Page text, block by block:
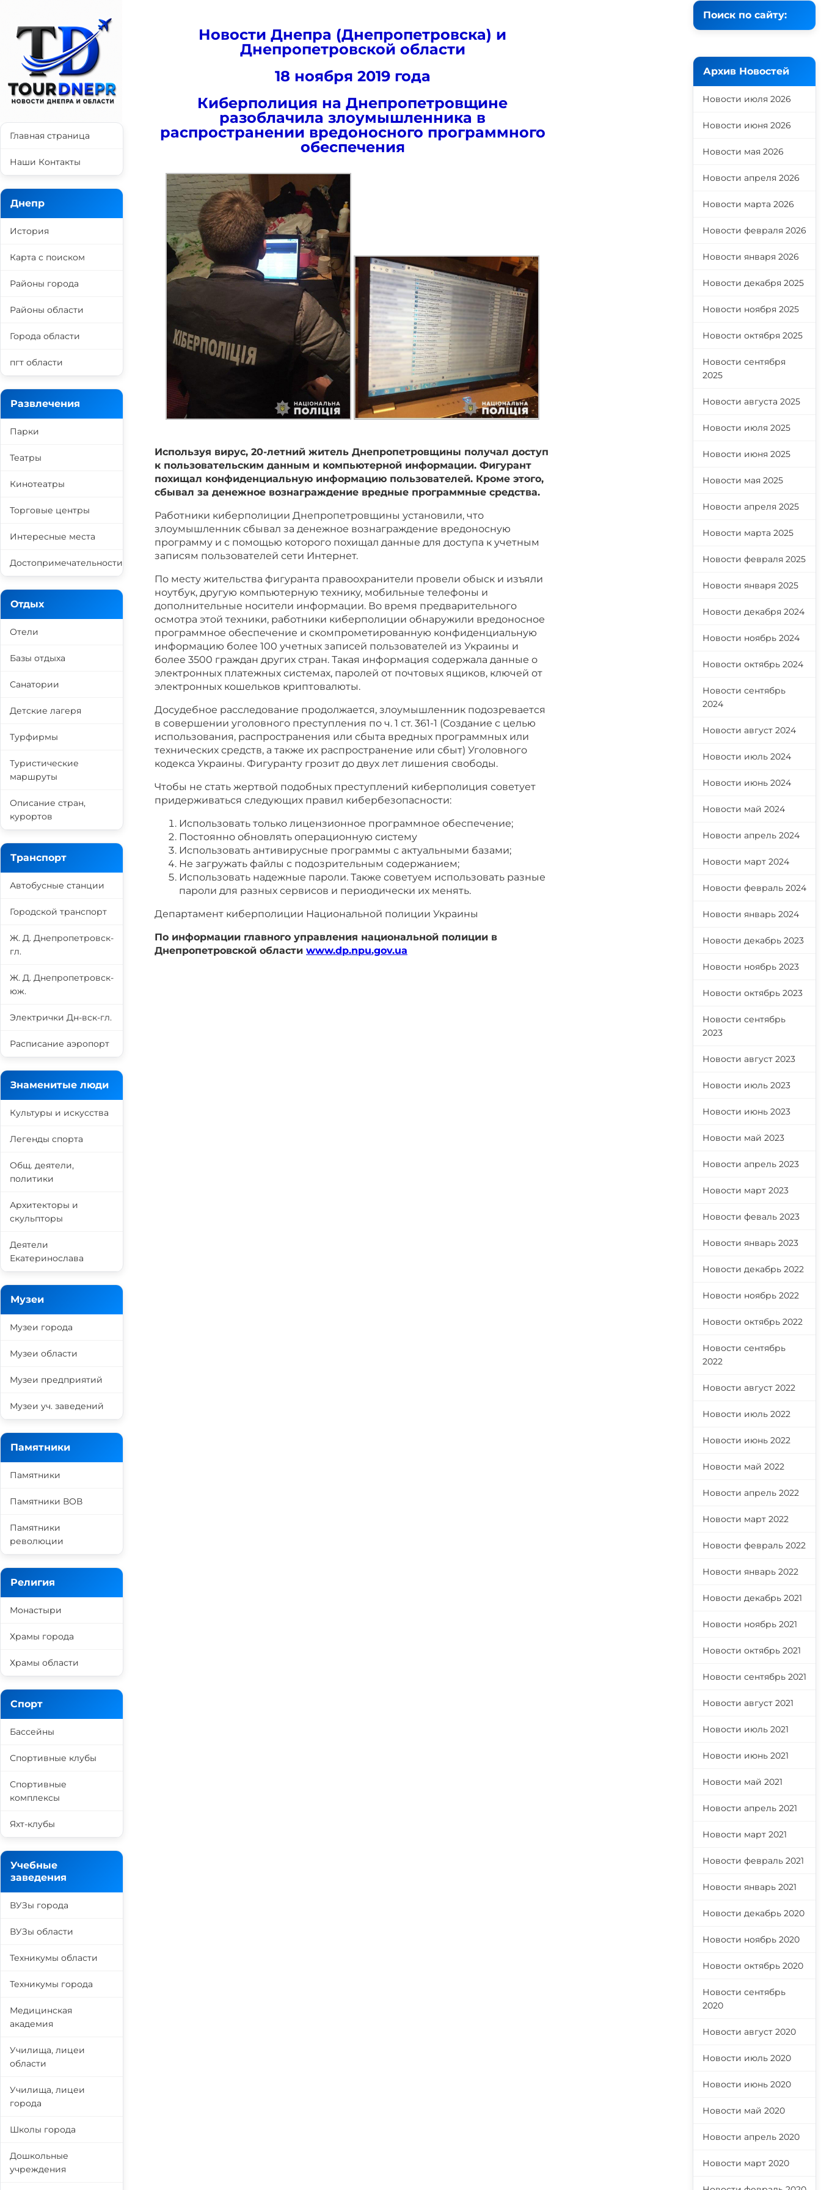
Новости Днепра (Днепропетровска) и
Днепропетровской области
18 ноября 2019 года
Киберполиция на Днепропетровщине
разоблачила злоумышленника в
распространении вредоносного программного
обеспечения
Используя вирус, 20-летний житель Днепропетровщины получал доступ
к пользовательским данным и компьютерной информации. Фигурант
похищал конфиденциальную информацию пользователей. Кроме этого,
сбывал за денежное вознаграждение вредные программные средства.
Работники киберполиции Днепропетровщины установили, что
злоумышленник сбывал за денежное вознаграждение вредоносную
программу и с помощью которого похищал данные для доступа к учетным
записям пользователей сети Интернет.
По месту жительства фигуранта правоохранители провели обыск и изъяли
ноутбук, другую компьютерную технику, мобильные телефоны и
дополнительные носители информации. Во время предварительного
осмотра этой техники, работники киберполиции обнаружили вредоносное
программное обеспечение и скомпрометированную конфиденциальную
информацию более 100 учетных записей пользователей из Украины и
более 3500 граждан других стран. Такая информация содержала данные о
электронных платежных системах, паролей от почтовых ящиков, ключей от
электронных кошельков криптовалюты.
Досудебное расследование продолжается, злоумышленник подозревается
в совершении уголовного преступления по ч. 1 ст. 361-1 (Создание с целью
использования, распространения или сбыта вредных программных или
технических средств, а также их распространение или сбыт) Уголовного
кодекса Украины. Фигуранту грозит до двух лет лишения свободы.
Чтобы не стать жертвой подобных преступлений киберполиция советует
придерживаться следующих правил кибербезопасности:
Использовать только лицензионное программное обеспечение;
Постоянно обновлять операционную систему
Использовать антивирусные программы с актуальными базами;
Не загружать файлы с подозрительным содержанием;
Использовать надежные пароли. Также советуем использовать разные
пароли для разных сервисов и периодически их менять.
Департамент киберполиции Национальной полиции Украины
По информации главного управления национальной полиции в
Днепропетровской области www.dp.npu.gov.ua
Главная страница
Наши Контакты
Днепр
История
Карта с поиском
Районы города
Районы области
Города области
пгт области
Развлечения
Парки
Театры
Кинотеатры
Торговые центры
Интересные места
Достопримечательности
Отдых
Отели
Базы отдыха
Санатории
Детские лагеря
Турфирмы
Туристические
маршруты
Описание стран,
курортов
Транспорт
Автобусные станции
Городской транспорт
Ж. Д. Днепропетровск-
гл.
Ж. Д. Днепропетровск-
юж.
Электрички Дн-вск-гл.
Расписание аэропорт
Знаменитые люди
Культуры и искусства
Легенды спорта
Общ. деятели,
политики
Архитекторы и
скульпторы
Деятели
Екатеринослава
Музеи
Музеи города
Музеи области
Музеи предприятий
Музеи уч. заведений
Памятники
Памятники
Памятники ВОВ
Памятники
революции
Религия
Монастыри
Храмы города
Храмы области
Спорт
Бассейны
Спортивные клубы
Спортивные
комплексы
Яхт-клубы
Учебные
заведения
ВУЗы города
ВУЗы области
Техникумы области
Техникумы города
Медицинская
академия
Училища, лицеи
области
Училища, лицеи
города
Школы города
Дошкольные
учреждения
Поиск по сайту:
Архив Новостей
Новости июля 2026
Новости июня 2026
Новости мая 2026
Новости апреля 2026
Новости марта 2026
Новости февраля 2026
Новости января 2026
Новости декабря 2025
Новости ноября 2025
Новости октября 2025
Новости сентября
2025
Новости августа 2025
Новости июля 2025
Новости июня 2025
Новости мая 2025
Новости апреля 2025
Новости марта 2025
Новости февраля 2025
Новости января 2025
Новости декабря 2024
Новости ноябрь 2024
Новости октябрь 2024
Новости сентябрь
2024
Новости август 2024
Новости июль 2024
Новости июнь 2024
Новости май 2024
Новости апрель 2024
Новости март 2024
Новости февраль 2024
Новости январь 2024
Новости декабрь 2023
Новости ноябрь 2023
Новости октябрь 2023
Новости сентябрь
2023
Новости август 2023
Новости июль 2023
Новости июнь 2023
Новости май 2023
Новости апрель 2023
Новости март 2023
Новости феваль 2023
Новости январь 2023
Новости декабрь 2022
Новости ноябрь 2022
Новости октябрь 2022
Новости сентябрь
2022
Новости август 2022
Новости июль 2022
Новости июнь 2022
Новости май 2022
Новости апрель 2022
Новости март 2022
Новости февраль 2022
Новости январь 2022
Новости декабрь 2021
Новости ноябрь 2021
Новости октябрь 2021
Новости сентябрь 2021
Новости август 2021
Новости июль 2021
Новости июнь 2021
Новости май 2021
Новости апрель 2021
Новости март 2021
Новости февраль 2021
Новости январь 2021
Новости декабрь 2020
Новости ноябрь 2020
Новости октябрь 2020
Новости сентябрь
2020
Новости август 2020
Новости июль 2020
Новости июнь 2020
Новости май 2020
Новости апрель 2020
Новости март 2020